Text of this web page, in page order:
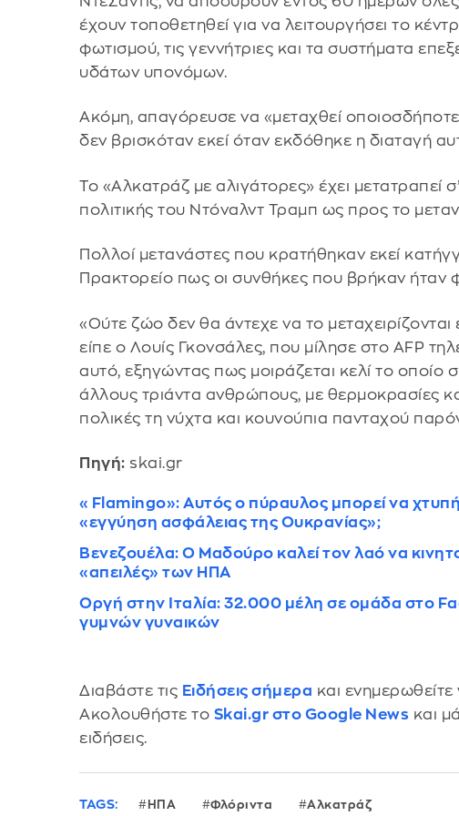
έχουν τοποθετηθεί για να λειτουργήσει το
φωτισμού, τις γεννήτριες και τα συστήματα
υδάτων υπονόμων.
Ακόμη, απαγόρευσε να «μεταχθεί
δεν βρισκόταν εκεί όταν εκδόθηκε η διαταγή
Το «Αλκατράζ με αλιγάτορες» έχει μετατραπεί
πολιτικής του Ντόναλντ Τραμπ ως προς το
Πολλοί μετανάστες που κρατήθηκαν εκεί
Πρακτορείο πως οι συνθήκες που βρήκαν ήταν
«Ούτε ζώο δεν θα άντεχε να το μεταχειρίζονται
είπε ο Λουίς Γκονσάλες, που μίλησε στο AFP
αυτό, εξηγώντας πως μοιράζεται κελί το οποίο
άλλους τριάντα ανθρώπους, με θερμοκρασίες
πολικές τη νύχτα και κουνούπια πανταχού
Πηγή: skai.gr
«Flamingo»: Αυτός ο πύραυλος μπορεί να
«εγγύηση ασφάλειας της Ουκρανίας»;
Βενεζουέλα: Ο Μαδούρο καλεί τον λαό να
«απειλές» των ΗΠΑ
Οργή στην Ιταλία: 32.000 μέλη σε ομάδα στο
γυμνών γυναικών
Διαβάστε τις Ειδήσεις σήμερα και
Ακολουθήστε το Skai.gr στο Google News και
ειδήσεις.
TAGS: ΗΠΑ Φλόριντα Αλκατράζ